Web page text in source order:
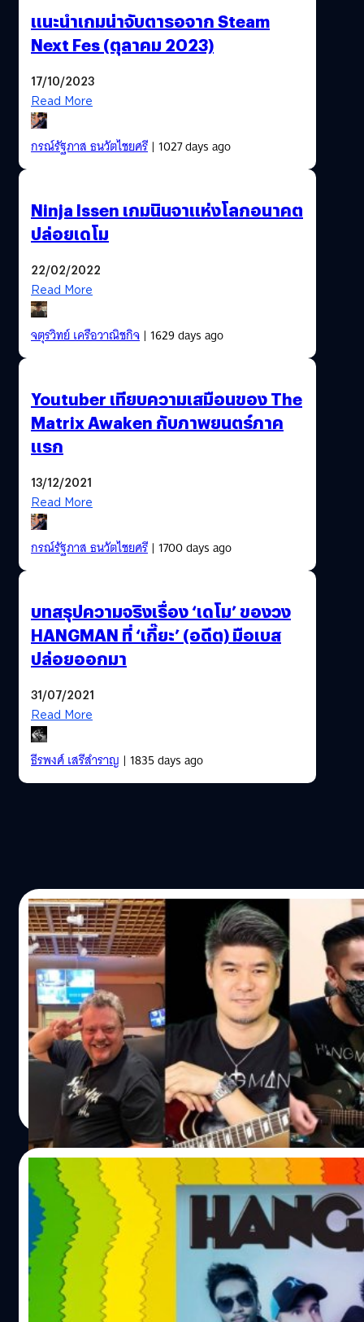
แนะนำเกมน่าจับตารอจาก Steam
Next Fes (ตุลาคม 2023)
17/10/2023
Read More
กรณ์รัฐภาส ธนวัตไชยศรี| 1027 days ago
Ninja Issen เกมนินจาแห่งโลกอนาคต
ปล่อยเดโม
22/02/2022
Read More
จตุรวิทย์ เครือวาณิชกิจ| 1629 days ago
Youtuber เทียบความเสมือนของ The
Matrix Awaken กับภาพยนตร์ภาค
แรก
13/12/2021
Read More
กรณ์รัฐภาส ธนวัตไชยศรี| 1700 days ago
บทสรุปความจริงเรื่อง ‘เดโม’ ของวง
HANGMAN ที่ ‘เกี๊ยะ’ (อดีต) มือเบส
ปล่อยออกมา
31/07/2021
Read More
ธีรพงศ์ เสรีสำราญ | 1835 days ago
28/07/2021
บทสรุปความจริงเรื่อง ‘เดโม’ และก้าวที่ 2 ของ
‘HANGMAN’ จากรายการ ‘ป๋าเต็ดทอล์ก’ ตอ
ในที่สุดเพื่อเป็นการสิ้นสุดความสงสัยป๋าเต็ดได้เปิดบทสนทนา
ชิกแฮงแมนชุดล่าสุด ‘อรรคพล ทรัพยอาจิณ (เก๋) - กีต้าร์ / พ
เหมะ (แจ๊ค) – กีต้าร์ / สายัณห์ สุวรรณเมธา (แสบ) – กลอง 3
เก่าของวง และสมาชิกใหม่ เสริมศาสตร์ เดอะโรซาริโอ (แซม)
พร้อมด้วย ไซม่อน เฮนเดอร์สัน (Simon Henderson) อดีตโปร
ลลี่ฟูลส์และแฮงแมนชุดแรกที่กลับมาทำงานร่วมกันในครั้งนี้ด้
ฐานะโปรดิวเซอร์และเจ้าของค่ายเพลง MonstaMixa Music
เป็นศิลปินในสังกัด
ธีรพงศ์ เสรีสำราญ| 1838 days ago
Read More
26/07/2021
ล้ำแม้ผ่านมาสิบปี! ฟังเดโมอัลบั้ม 2 ของ
วงสุดท้ายของ โต ซิลลี่ฟูลส์
ทำเอาแฟน ๆ ‘โต ซิลลี่ฟูลส์ / แฮงแมน’ และ วง ‘แฮงแมน’
ใจสั่นไปด้วยความตื่นเต้น เมื่อ ‘เกี้ย -สมนึก ท่าชี’ มือเบสของว
ปล่อยเดโมเพลงในตำนานจากอัลบั้มชุดที่ 2 ของแฮงแมนที่ยัง